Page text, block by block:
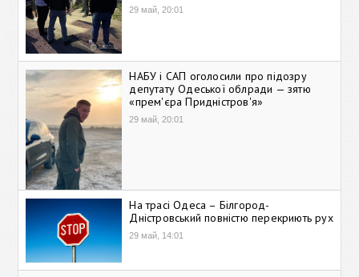
29 май, 20:01
НАБУ і САП оголосили про підозру
депутату Одеської облради — зятю
«прем'єра Придністров'я»
29 май, 20:01
На трасі Одеса – Білгород-
Дністровський повністю перекриють рух
29 май, 14:01